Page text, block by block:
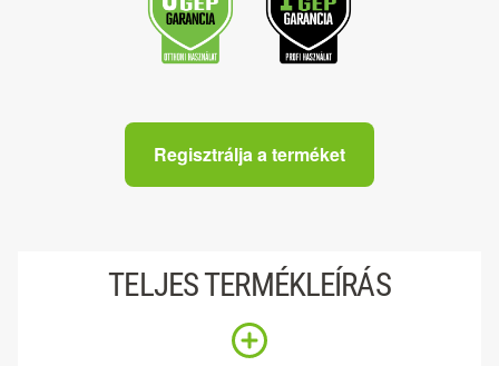
Regisztrálja a terméket
TELJES TERMÉKLEÍRÁS